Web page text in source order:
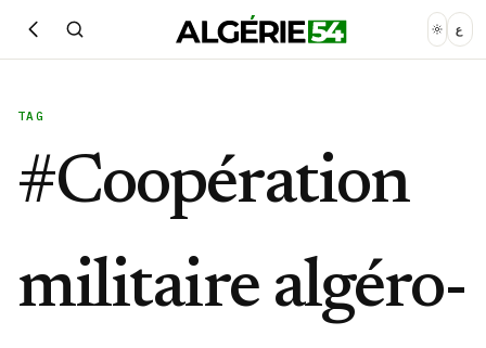
ع
TAG
#Coopération
militaire algéro-